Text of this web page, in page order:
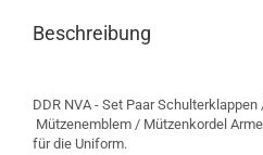
Beschreibung
DDR NVA - Set Paar
Mützenemblem / Mützenkordel
für die Uniform.